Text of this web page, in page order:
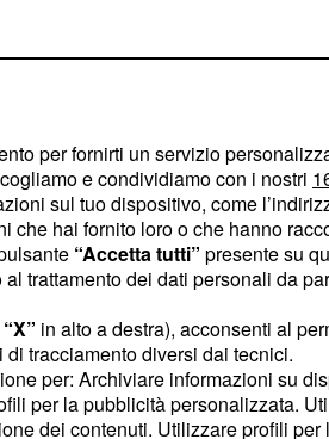
la carne
e
per fornirti un servizio
e condividiamo con i nostri
sul tuo dispositivo, come
che hai fornito loro o che hanno
“Accetta tutti” presente su
trattamento dei dati personali da
“X” in alto a destra), acconsenti al
tracciamento diversi dai tecnici.
per: Archiviare informazioni su
per la pubblicità personalizzata.
dei contenuti. Utilizzare profili